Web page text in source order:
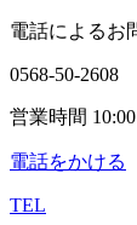
電話によるお
0568-50-2608
営業時間
電話をかける
TEL